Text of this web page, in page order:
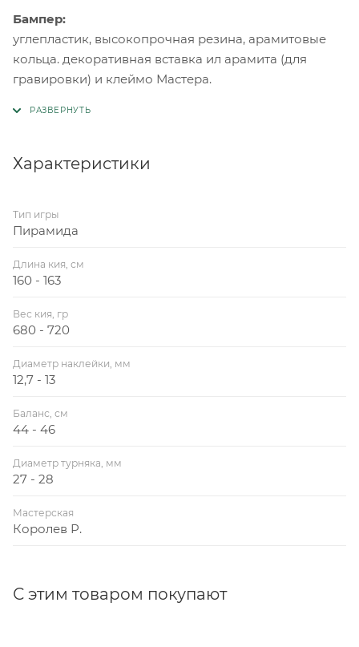
Бампер:
углепластик, высокопрочная резина, арамитовые
кольца. декоративная вставка ил арамита (для
гравировки) и клеймо Мастера.
Характеристики
Тип игры
Пирамида
Длина кия, см
160 - 163
Вес кия, гр
680 - 720
Диаметр наклейки, мм
12,7 - 13
Баланс, см
44 - 46
Диаметр турняка, мм
27 - 28
Мастерская
Королев Р.
С этим товаром покупают